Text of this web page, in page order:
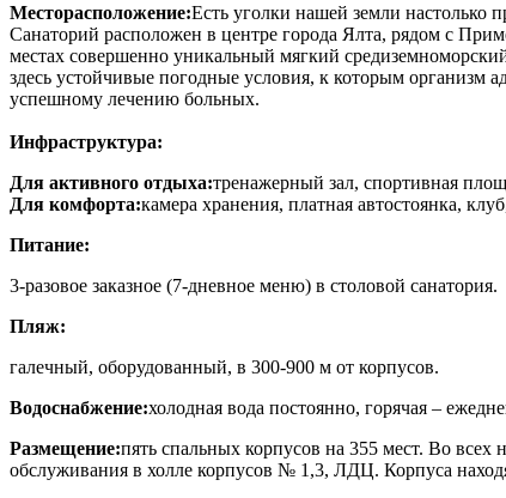
Месторасположение:Есть уголки нашей земли настолько
Санаторий расположен в центре города Ялта, рядом с
местах совершенно уникальный мягкий
здесь устойчивые погодные условия, к которым организм
успешному лечению больных.
Инфраструктура:
Для активного отдыха:тренажерный зал, спортивная
Для комфорта:камера хранения, платная автостоянка,
Питание:
3-разовое заказное (7-дневное меню) в столовой санатория.
Пляж:
галечный, оборудованный, в 300-900 м от корпусов.
Водоснабжение:холодная вода постоянно, горячая –
Размещение:пять спальных корпусов на 355 мест. Во
обслуживания в холле корпусов № 1,3, ЛДЦ. Корпуса